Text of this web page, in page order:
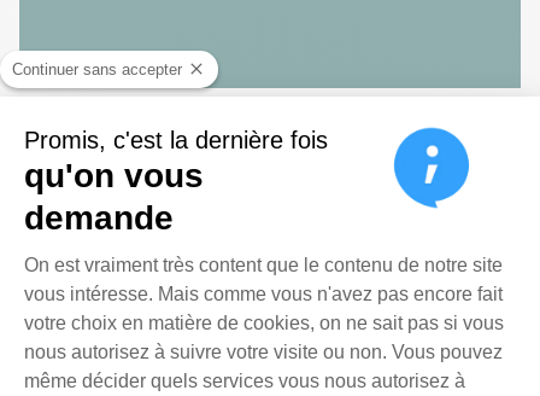
Continuer sans accepter
Promis, c'est la dernière fois
qu'on vous
demande
Plateforme de Gestion du
On est vraiment très content que le contenu de notre site
vous intéresse. Mais comme vous n'avez pas encore fait
votre choix en matière de cookies, on ne sait pas si vous
nous autorisez à suivre votre visite ou non. Vous pouvez
même décider quels services vous nous autorisez à